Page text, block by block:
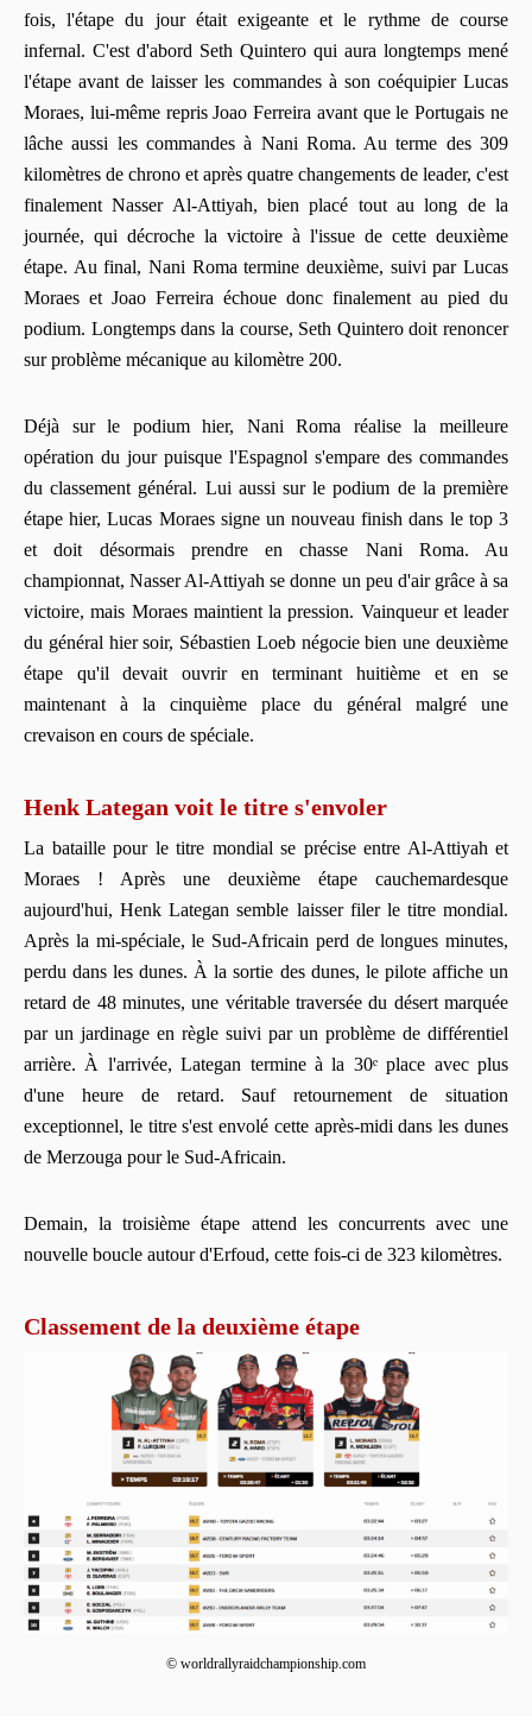
fois, l'étape du jour était exigeante et le rythme de course
infernal. C'est d'abord Seth Quintero qui aura longtemps mené
l'étape avant de laisser les commandes à son coéquipier Lucas
Moraes, lui-même repris Joao Ferreira avant que le Portugais ne
lâche aussi les commandes à Nani Roma. Au terme des 309
kilomètres de chrono et après quatre changements de leader, c'est
finalement Nasser Al-Attiyah, bien placé tout au long de la
journée, qui décroche la victoire à l'issue de cette deuxième
étape. Au final, Nani Roma termine deuxième, suivi par Lucas
Moraes et Joao Ferreira échoue donc finalement au pied du
podium. Longtemps dans la course, Seth Quintero doit renoncer
sur problème mécanique au kilomètre 200.
Déjà sur le podium hier, Nani Roma réalise la meilleure
opération du jour puisque l'Espagnol s'empare des commandes
du classement général. Lui aussi sur le podium de la première
étape hier, Lucas Moraes signe un nouveau finish dans le top 3
et doit désormais prendre en chasse Nani Roma. Au
championnat, Nasser Al-Attiyah se donne un peu d'air grâce à sa
victoire, mais Moraes maintient la pression. Vainqueur et leader
du général hier soir, Sébastien Loeb négocie bien une deuxième
étape qu'il devait ouvrir en terminant huitième et en se
maintenant à la cinquième place du général malgré une
crevaison en cours de spéciale.
Henk Lategan voit le titre s'envoler
La bataille pour le titre mondial se précise entre Al-Attiyah et
Moraes ! Après une deuxième étape cauchemardesque
aujourd'hui, Henk Lategan semble laisser filer le titre mondial.
Après la mi-spéciale, le Sud-Africain perd de longues minutes,
perdu dans les dunes. À la sortie des dunes, le pilote affiche un
retard de 48 minutes, une véritable traversée du désert marquée
par un jardinage en règle suivi par un problème de différentiel
arrière. À l'arrivée, Lategan termine à la 30ᵉ place avec plus
d'une heure de retard. Sauf retournement de situation
exceptionnel, le titre s'est envolé cette après-midi dans les dunes
de Merzouga pour le Sud-Africain.
Demain, la troisième étape attend les concurrents avec une
nouvelle boucle autour d'Erfoud, cette fois-ci de 323 kilomètres.
Classement de la deuxième étape
© worldrallyraidchampionship.com